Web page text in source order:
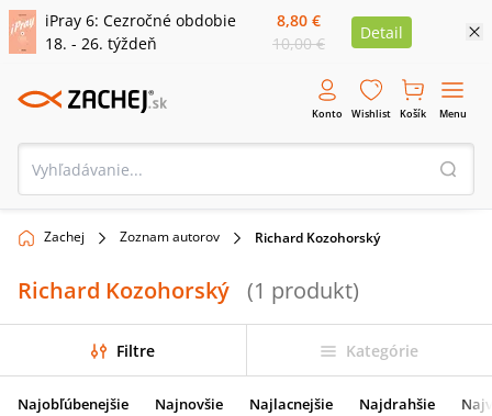
iPray 6: Cezročné obdobie
18. - 26. týždeň
8,80 €
10,00 €
Detail
Konto Wishlist Košík Menu
Zachej Zoznam autorov Richard Kozohorský
Richard Kozohorský (1 produkt)
Filtre Kategórie
Najobľúbenejšie Najnovšie Najlacnejšie Najdrahšie